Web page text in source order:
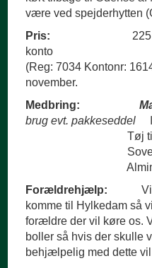
være ved spejderhytten
Pris: 225 kr.
konto
(Reg: 7034 Kontonr:
november.
Medbring:
brug evt. pakkeseddel
Tøj til at
Sovepose
Almindeligt
Forældrehjælp: Vi
komme til Hylkedam så
forældre der vil køre os.
boller så hvis der skulle
behjælpelig med dette